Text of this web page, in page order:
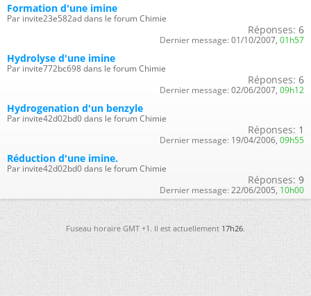
Formation d'une imine
Par invite23e582ad dans le forum Chimie
Réponses: 6
Dernier message: 01/10/2007, 01h57
Hydrolyse d'une imine
Par invite772bc698 dans le forum Chimie
Réponses: 6
Dernier message: 02/06/2007, 09h12
Hydrogenation d'un benzyle
Par invite42d02bd0 dans le forum Chimie
Réponses: 1
Dernier message: 19/04/2006, 09h55
Réduction d'une imine.
Par invite42d02bd0 dans le forum Chimie
Réponses: 9
Dernier message: 22/06/2005, 10h00
Fuseau horaire GMT +1. Il est actuellement17h26.